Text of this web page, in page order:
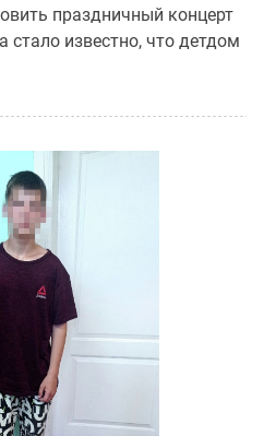
праздничный концерт
стало известно, что детдом